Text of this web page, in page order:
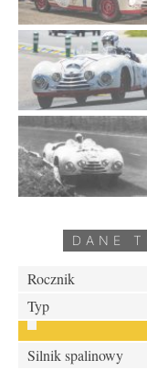
DANE
Rocznik
Typ
Silnik spalinowy